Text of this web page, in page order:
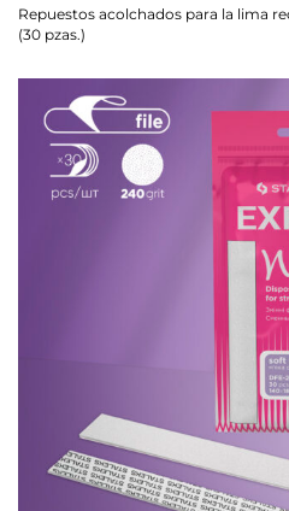
Repuestos acolchados para la lima
(30 pzas.)